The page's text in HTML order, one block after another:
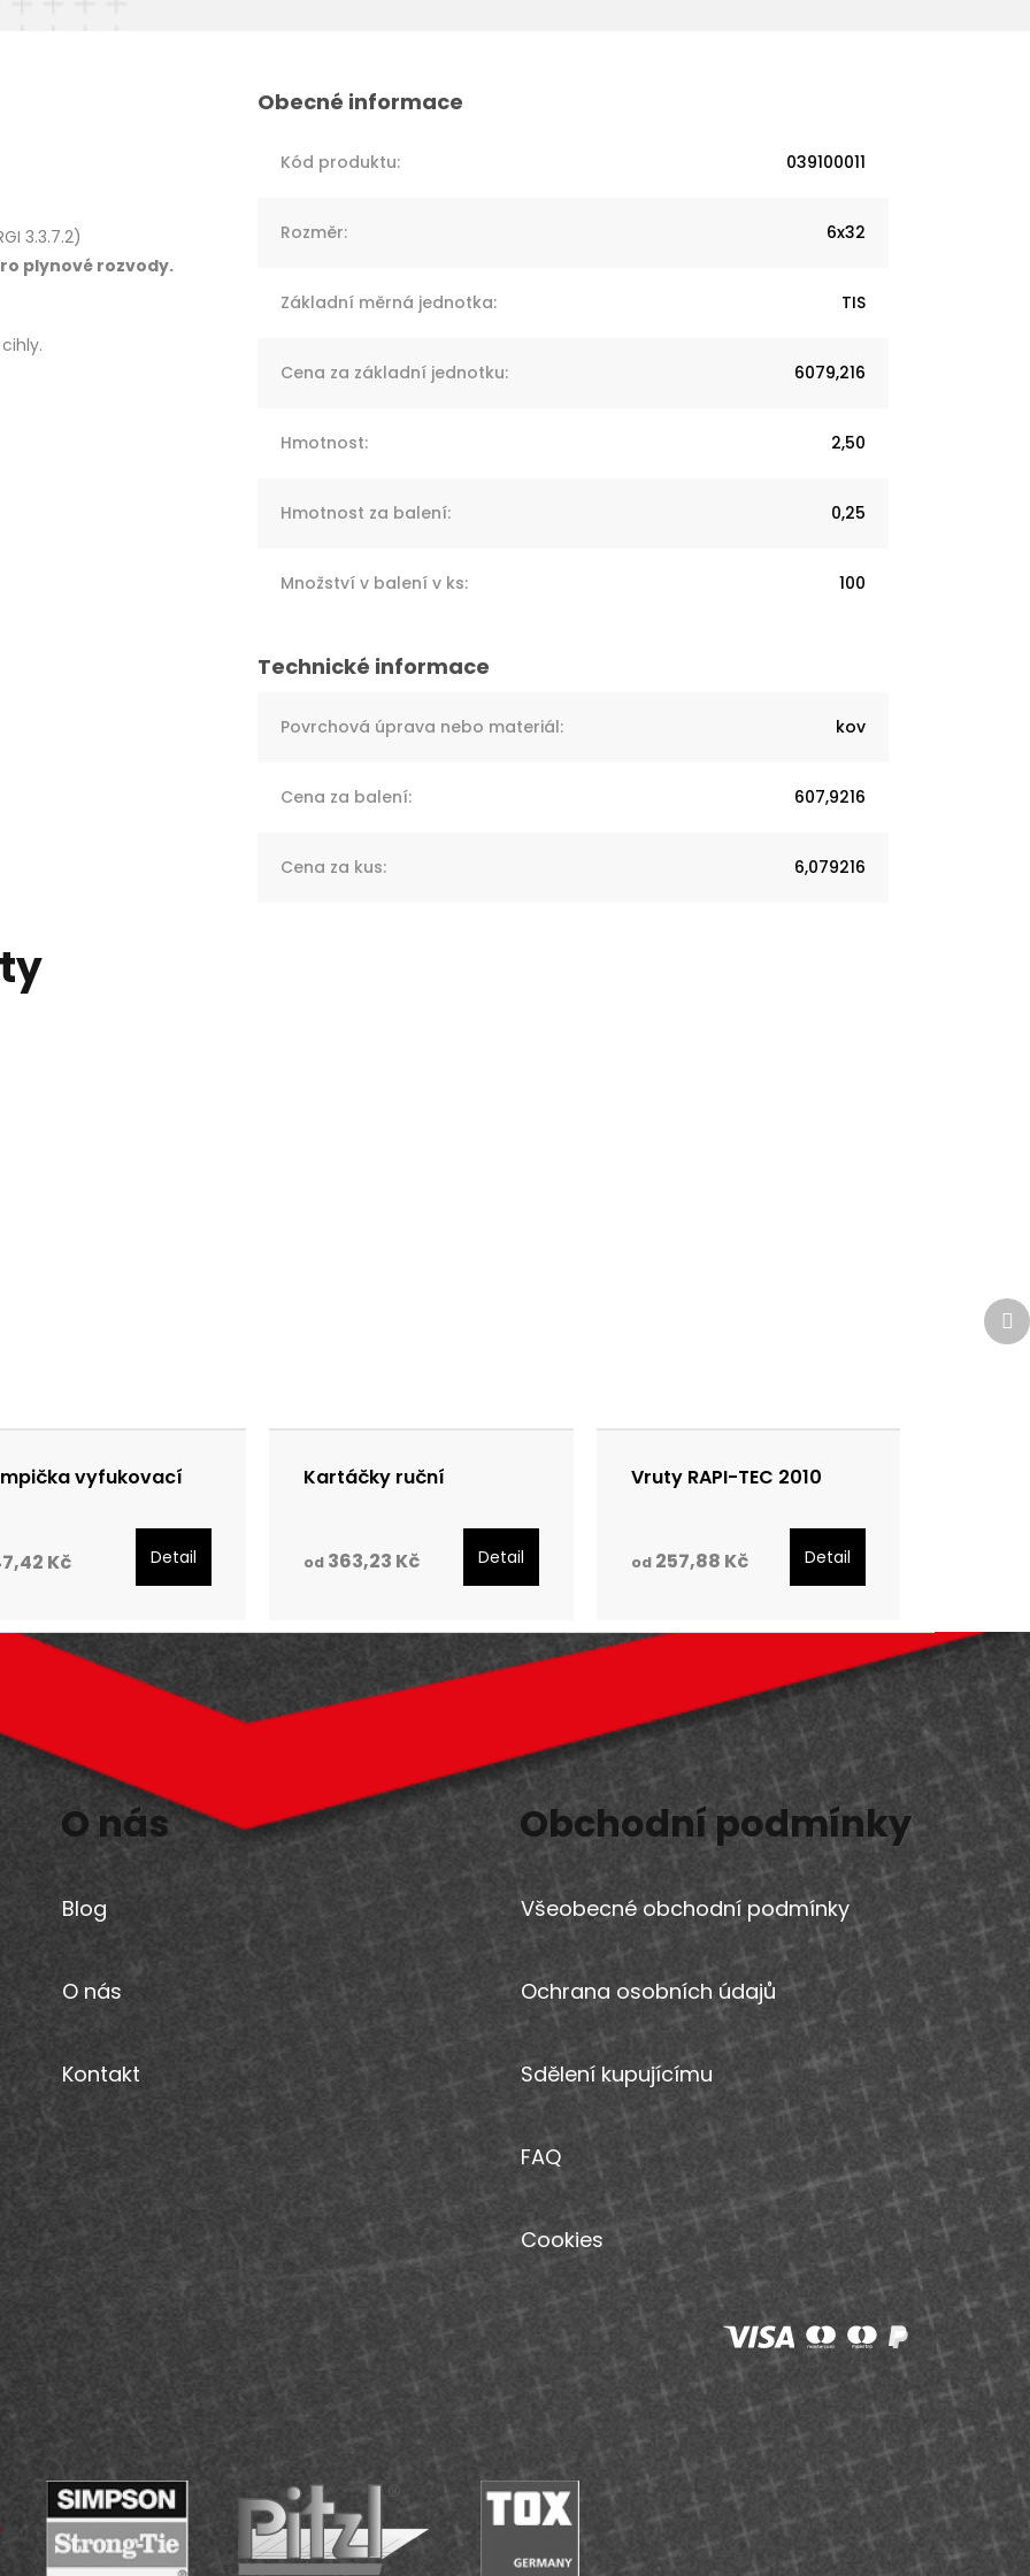
3.3.7.2)
plynové rozvody.
Kód produktu: 039100011
Rozměr: 6x32
Základní měrná jednotka: TIS
Cena za základní jednotku: 6079,216
Hmotnost: 2,50
Hmotnost za balení: 0,25
Množství v balení v ks: 100
Povrchová úprava nebo materiál: kov
Cena za balení: 607,9216
Cena za kus: 6,079216
vyfukovací
Kč Detail
Kartáčky ruční
od 363,23 Kč Detail
Vruty RAPI-TEC 2010
od257,88 Kč Detail
O nás
Blog
O nás
Kontakt
Obchodní podmínky
Všeobecné obchodní podmínky
Ochrana osobních údajů
Sdělení kupujícímu
FAQ
Cookies